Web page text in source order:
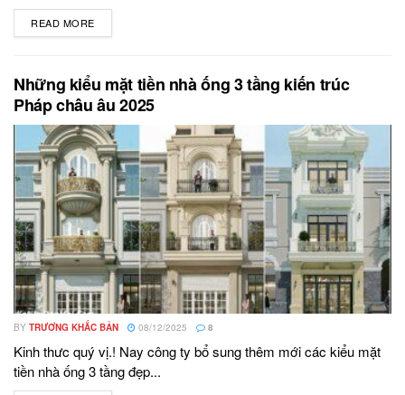
READ MORE
Những kiểu mặt tiền nhà ống 3 tầng kiến trúc
Pháp châu âu 2025
BY TRƯƠNG KHẮC BẢN 08/12/2025 8
Kinh thưc quý vị.! Nay công ty bổ sung thêm mới các kiểu mặt
tiền nhà ống 3 tầng đẹp...